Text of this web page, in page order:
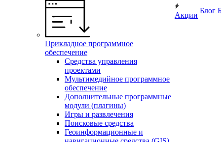
Прикладное программное
обеспечение
Средства управления
проектами
Мультимедийное программное
обеспечение
Дополнительные программные
модули (плагины)
Игры и развлечения
Поисковые средства
Геоинформационные и
Акции
Блог